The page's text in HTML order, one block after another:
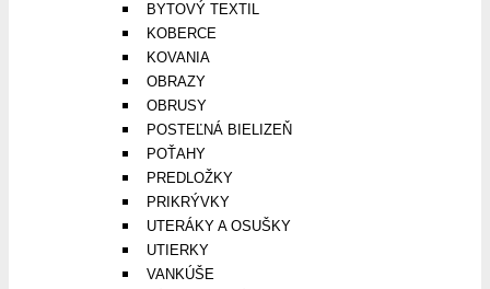
BYTOVÝ TEXTIL
KOBERCE
KOVANIA
OBRAZY
OBRUSY
POSTEĽNÁ BIELIZEŇ
POŤAHY
PREDLOŽKY
PRIKRÝVKY
UTERÁKY A OSUŠKY
UTIERKY
VANKÚŠE